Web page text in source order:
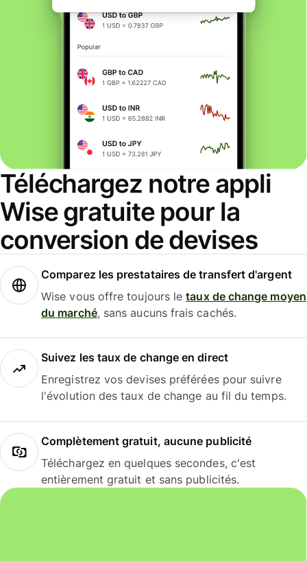
Téléchargez notre appli
Wise gratuite pour la
conversion de devises
Comparez les prestataires de transfert d'argent
Wise vous offre toujours letaux de change moyen
du marché, sans aucuns frais cachés.
Suivez les taux de change en direct
Enregistrez vos devises préférées pour suivre
l'évolution des taux de change au fil du temps.
Complètement gratuit, aucune publicité
Téléchargez en quelques secondes, c'est
entièrement gratuit et sans publicités.